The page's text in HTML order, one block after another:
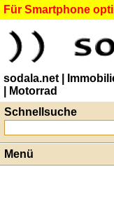
Für Smartphone
sodala.net |
| Motorrad
Schnellsuche
Menü